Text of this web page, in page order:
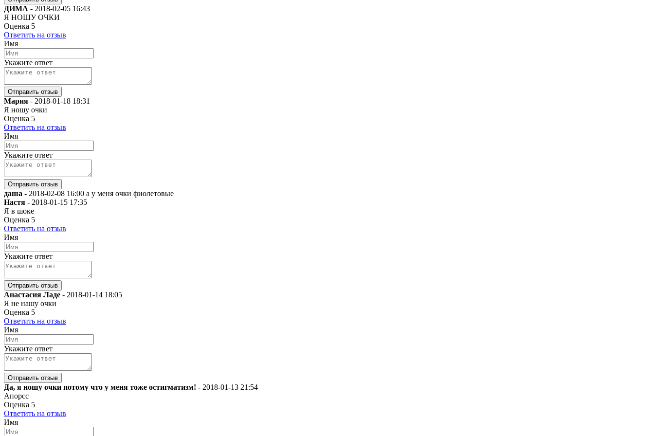
ДИМА - 2018-02-05 16:43
Я НОШУ ОЧКИ
Оценка 5
Ответить на отзыв
Имя
Укажите ответ
Мария - 2018-01-18 18:31
Я ношу очки
Оценка 5
Ответить на отзыв
Имя
Укажите ответ
даша - 2018-02-08 16:00 а у меня очки фиолетовые
Настя - 2018-01-15 17:35
Я в шоке
Оценка 5
Ответить на отзыв
Имя
Укажите ответ
Анастасия Ладе - 2018-01-14 18:05
Я не нашу очки
Оценка 5
Ответить на отзыв
Имя
Укажите ответ
Да, я ношу очки потому что у меня тоже остигматизм! - 2018-01-13 21:54
Апорсс
Оценка 5
Ответить на отзыв
Имя